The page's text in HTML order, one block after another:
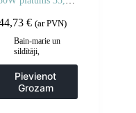
€ (ar PVN)
Bain-marie un
sildītāji,
Vitrīnu skapji un
apsildes skapji
Pievienot
Grozam